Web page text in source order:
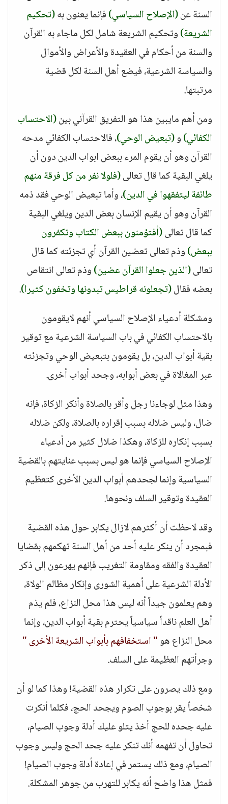
السنة عن(الإصلاح السياسي)فإنما يعنون به(تحكيم
الشريعة)وتحكيم الشريعة شامل لكل ماجاء به القرآن
والسنة من أحكام في العقيدة والأعراض والأموال
والسياسة الشرعية، فيضع أهل السنة لكل قضية
مرتبتها.
ومن أهم مايبين هذا هو التفريق القرآني بين(الاحتساب
الكفائي)و(تبعيض الوحي)، فالاحتساب الكفائي مدحه
القرآن وهو أن يقوم المرء ببعض ابواب الدين دون أن
يلغي البقية كما قال تعالى(فلولا نفر من كل فرقة منهم
طائفة ليتفقهوا في الدين)، وأما تبعيض الوحي فقد ذمه
القرآن وهو أن يقيم الإنسان بعض الدين ويلغي البقية
كما قال تعالى(أفتؤمنون ببعض الكتاب وتكفرون
ببعض)وذم تعالى تعضين القرآن أي تجزئته كما قال
تعالى(الذين جعلوا القرآن عضين)وذم تعالى انتقاص
بعضه فقال(تجعلونه قراطيس تبدونها وتخفون كثيرا).
ومشكلة أدعياء الإصلاح السياسي أنهم لايقومون
بالاحتساب الكفائي في باب السياسة الشرعية مع توقير
بقية أبواب الدين، بل يقومون بتبعيض الوحي وتجزئته
عبر المغالاة في بعض أبوابه، وجحد أبواب أخرى.
وهذا مثل لوجاءنا رجل وأقر بالصلاة وأنكر الزكاة، فإنه
ضال، وليس ضلاله بسبب إقراره بالصلاة، ولكن ضلاله
بسبب إنكاره للزكاة، وهكذا ضلال كثير من أدعياء
الإصلاح السياسي فإنما هو ليس بسبب عنايتهم بالقضية
السياسية وإنما لجحدهم أبواب الدين الأخرى كتعظيم
العقيدة وتوقير السلف ونحوها.
وقد لاحظت أن أكثرهم لازال يكابر حول هذه القضية
فبمجرد أن ينكر عليه أحد من أهل السنة تهكمهم بقضايا
العقيدة والفقه ومقاومة التغريب فإنهم يهرعون إلى ذكر
الأدلة الشرعية على أهمية الشورى وإنكار مظالم الولاة،
وهم يعلمون جيداً أنه ليس هذا محل النزاع، فلم يذم
أهل العلم ناقداً سياسياً يحترم بقية أبواب الدين، وإنما
محل النزاع هو" استخفافهم بأبواب الشريعة الأخرى "
وجرأتهم العظيمة على السلف.
ومع ذلك يصرون على تكرار هذه القضية! وهذا كما لو أن
شخصاً يقر بوجوب الصوم ويجحد الحج، فكلما أنكرت
عليه جحده للحج أخذ يتلو عليك أدلة وجوب الصيام،
تحاول أن تفهمه أنك تنكر عليه جحد الحج وليس وجوب
الصيام، ومع ذلك يستمر في إعادة أدلة وجوب الصيام!
فمثل هذا واضح أنه يكابر للتهرب من جوهر المشكلة.